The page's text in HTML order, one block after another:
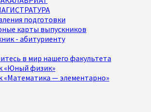
подготовки
карты выпускников
- абитуриенту
в мир нашего факультета
«Юный физик»
«Математика — элементарно»